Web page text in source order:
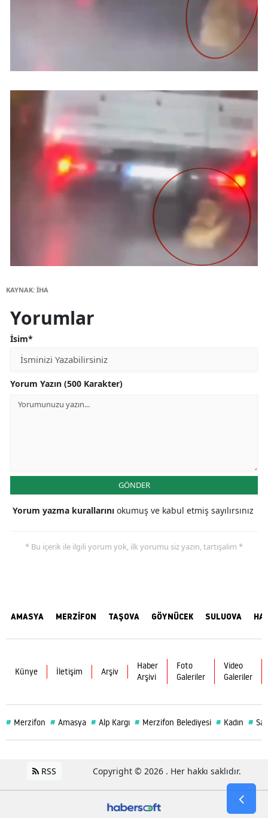
KAYNAK: İHA
Yorumlar
İsim*
Yorum Yazın (500 Karakter)
GÖNDER
Yorum yazma kurallarını okumuş ve kabul etmiş sayılırsınız
* Bu içerik ile ilgili yorum yok, ilk yorumu siz yazın, tartışalım *
AMASYA MERZİFON TAŞOVA GÖYNÜCEK SULUOVA
Künye İletişim Arşiv
Haber
Arşivi
Foto
Galeriler
Video
Galeriler
# Merzifon # Amasya # Alp Kargı # Merzifon Belediyesi # Kadın #
RSS Copyright © 2026 . Her hakkı saklıdır.